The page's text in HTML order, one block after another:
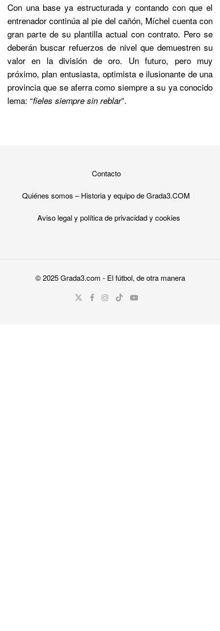
Con una base ya estructurada y contando con que el
entrenador continúa al pie del cañón, Míchel cuenta con
gran parte de su plantilla actual con contrato. Pero se
deberán buscar refuerzos de nivel que demuestren su
valor en la división de oro. Un futuro, pero muy
próximo, plan entusiasta, optimista e ilusionante de una
provincia que se aferra como siempre a su ya conocido
lema: “fieles siempre sin reblar”.
Contacto
Quiénes somos – Historia y equipo de Grada3.COM
Aviso legal y política de privacidad y cookies​
© 2025Grada3.com - El fútbol, de otra manera